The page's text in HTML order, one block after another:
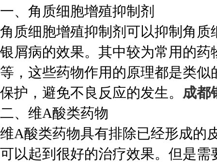
一、角质细胞增殖抑制剂
角质细胞增殖抑制剂可以抑制角
银屑病的效果。其中较为常用的
等，这些药物作用的原理都是类
保护，避免不良反应的发生。 成都
二、维A酸类药物
维A酸类药物具有排除已经形成的
可以起到很好的治疗效果。但是